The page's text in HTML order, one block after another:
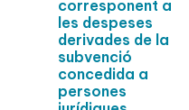
corresponent a
les despeses
derivades de la
subvenció
concedida a
persones